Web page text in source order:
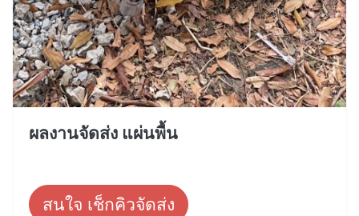
ผลงานจัดส่ง แผ่นพื้น
สนใจ เช็กคิวจัดส่ง